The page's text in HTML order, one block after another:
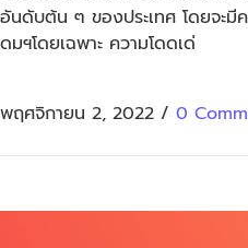
อันดับต้น ๆ ของประเทศ โดยจะมี
ดมฯโดยเฉพาะ ความโดดเด่
พฤศจิกายน 2, 2022 / 0